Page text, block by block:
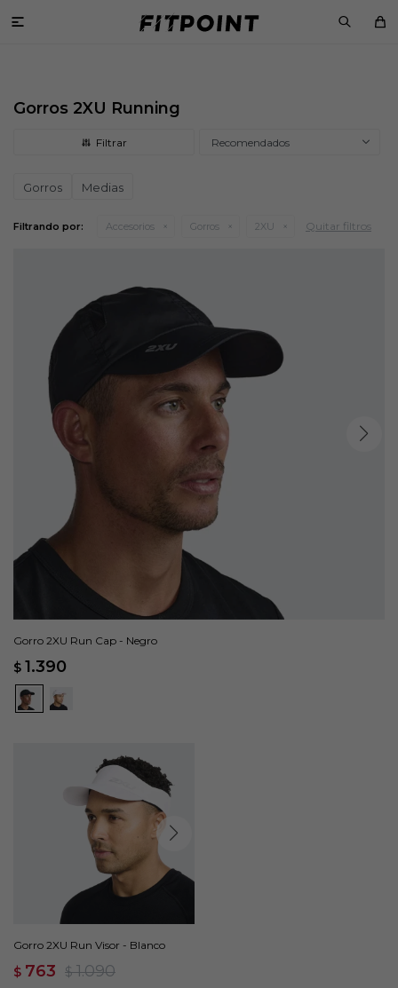

Gorros 2XU Running
Recomendados
Gorros Medias
Filtrando por: Accesorios Gorros 2XU Quitar filtros
Gorro 2XU Run Cap - Negro
$ 1.390
Gorro 2XU Run Visor - Blanco
$ 763 $ 1.090